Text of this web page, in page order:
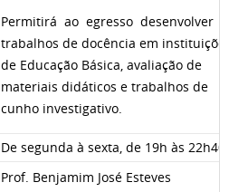
Permitirá ao egresso desenvolver
trabalhos de docência em
de Educação Básica, avaliação de
materiais didáticos e trabalhos de
cunho investigativo.
De segunda à sexta, de 19h às 22h40
Prof. Benjamim José Esteves